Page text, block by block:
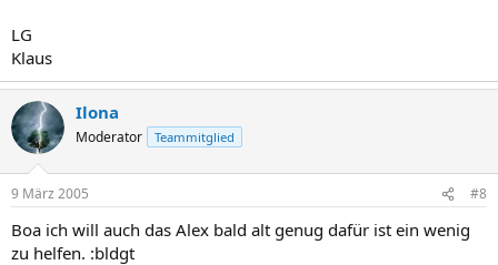
LG
Klaus
Ilona
Moderator Teammitglied
9 März 2005 #8
Boa ich will auch das Alex bald alt genug dafür ist ein wenig
zu helfen. :bldgt